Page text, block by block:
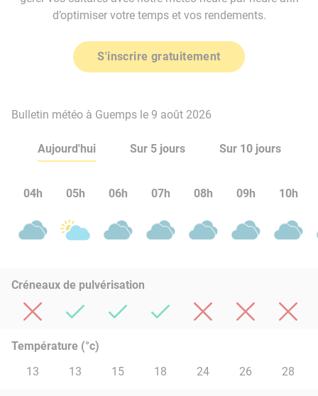
d’optimiser votre temps et vos rendements.
S'inscrire gratuitement
Bulletin météo à Guemps le 9 août 2026
Aujourd'hui Sur 5 jours Sur 10 jours
04h 05h 06h 07h 08h 09h 10h
Créneaux de pulvérisation
Température (°c)
13
13 15 18 24 26 28